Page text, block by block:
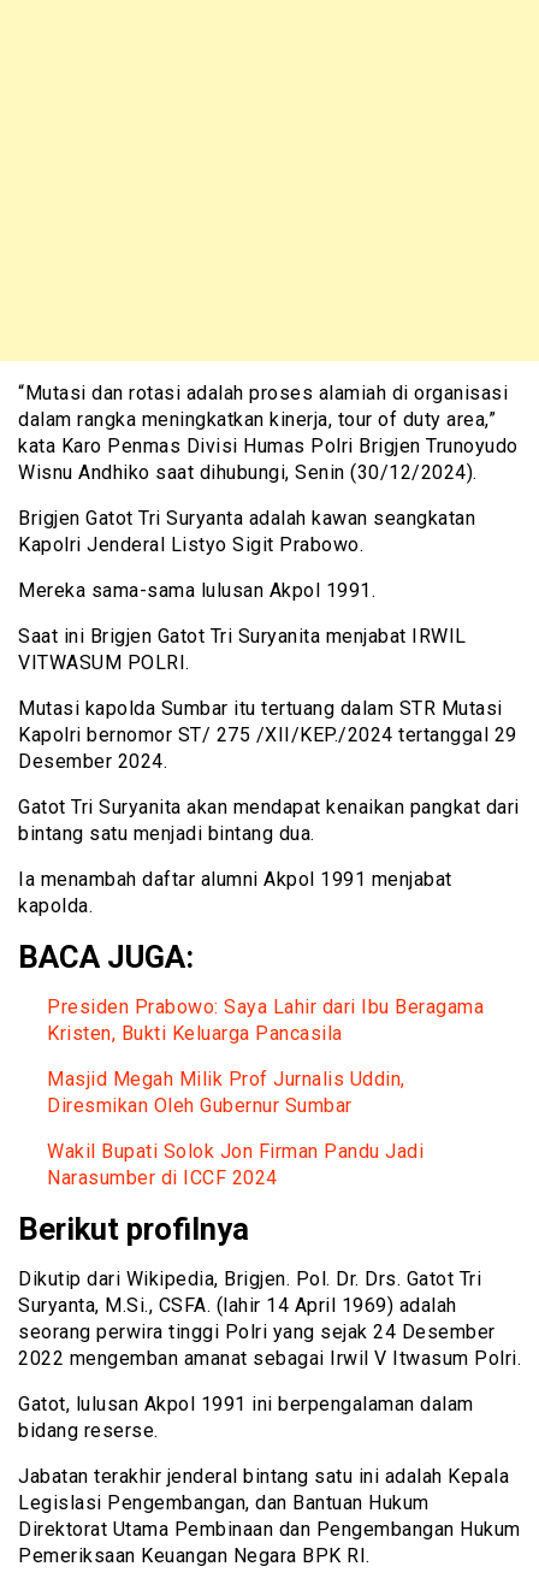
“Mutasi dan rotasi adalah proses alamiah di organisasi
dalam rangka meningkatkan kinerja, tour of duty area,”
kata Karo Penmas Divisi Humas Polri Brigjen Trunoyudo
Wisnu Andhiko saat dihubungi, Senin (30/12/2024).
Brigjen Gatot Tri Suryanta adalah kawan seangkatan
Kapolri Jenderal Listyo Sigit Prabowo.
Mereka sama-sama lulusan Akpol 1991.
Saat ini Brigjen Gatot Tri Suryanita menjabat IRWIL
VITWASUM POLRI.
Mutasi kapolda Sumbar itu tertuang dalam STR Mutasi
Kapolri bernomor ST/ 275 /XII/KEP./2024 tertanggal 29
Desember 2024.
Gatot Tri Suryanita akan mendapat kenaikan pangkat dari
bintang satu menjadi bintang dua.
Ia menambah daftar alumni Akpol 1991 menjabat
kapolda.
BACA JUGA:
Presiden Prabowo: Saya Lahir dari Ibu Beragama
Kristen, Bukti Keluarga Pancasila
Masjid Megah Milik Prof Jurnalis Uddin,
Diresmikan Oleh Gubernur Sumbar
Wakil Bupati Solok Jon Firman Pandu Jadi
Narasumber di ICCF 2024
Berikut profilnya
Dikutip dari Wikipedia, Brigjen. Pol. Dr. Drs. Gatot Tri
Suryanta, M.Si., CSFA. (lahir 14 April 1969) adalah
seorang perwira tinggi Polri yang sejak 24 Desember
2022 mengemban amanat sebagai Irwil V Itwasum Polri.
Gatot, lulusan Akpol 1991 ini berpengalaman dalam
bidang reserse.
Jabatan terakhir jenderal bintang satu ini adalah Kepala
Legislasi Pengembangan, dan Bantuan Hukum
Direktorat Utama Pembinaan dan Pengembangan Hukum
Pemeriksaan Keuangan Negara BPK RI.